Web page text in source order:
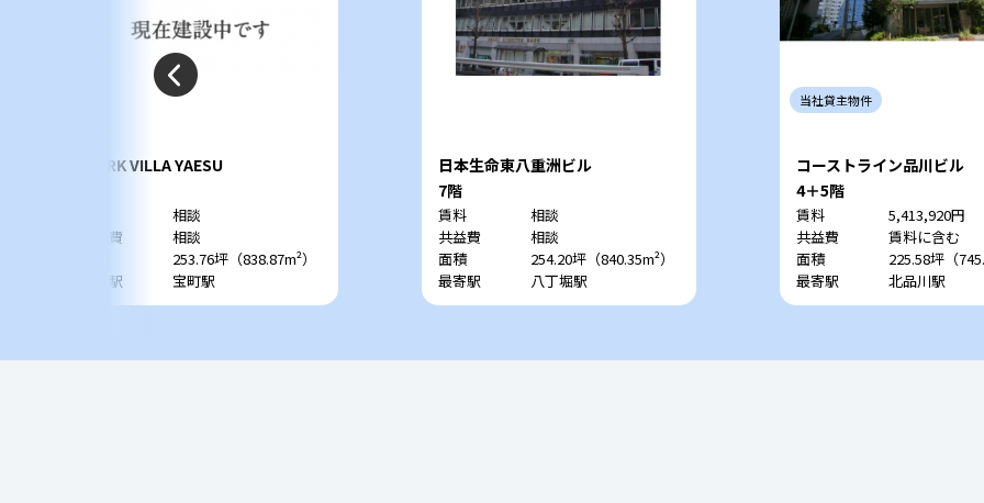
WORK VILLA YAESU
相談
共益費
相談
253.76坪（838.87m²）
最寄駅
宝町駅
日本生命東八重洲ビル
7階
賃料
相談
共益費
相談
面積
254.20坪（840.35m²）
最寄駅
八丁堀駅
当社貸主物件
コーストライン品川ビル
4＋5階
賃料
5,413,920円
共益費
賃料に含む
面積
225.58坪（
最寄駅
北品川駅